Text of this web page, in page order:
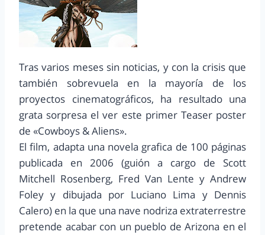
Tras varios meses sin noticias, y con la crisis que
también sobrevuela en la mayoría de los
proyectos cinematográficos, ha resultado una
grata sorpresa el ver este primer Teaser poster
de «Cowboys & Aliens».
El film, adapta una novela grafica de 100 páginas
publicada en 2006 (guión a cargo de Scott
Mitchell Rosenberg, Fred Van Lente y Andrew
Foley y dibujada por Luciano Lima y Dennis
Calero) en la que una nave nodriza extraterrestre
pretende acabar con un pueblo de Arizona en el